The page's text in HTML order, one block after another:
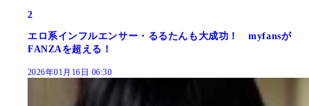
2
エロ系インフルエンサー・るるたんも大成功！ myfansが
FANZAを超える！
2026年01月16日 06:30